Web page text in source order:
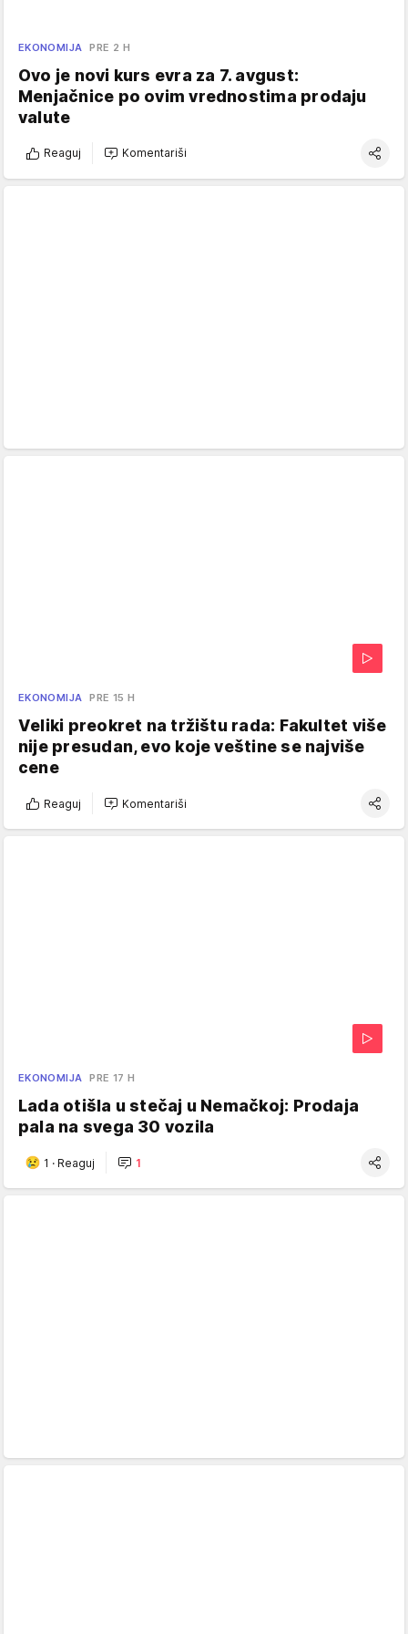
EKONOMIJA PRE 2 H
Ovo je novi kurs evra za 7. avgust:
Menjačnice po ovim vrednostima prodaju
valute
Reaguj Komentariši
EKONOMIJA PRE 15 H
Veliki preokret na tržištu rada: Fakultet više
nije presudan, evo koje veštine se najviše
cene
Reaguj Komentariši
EKONOMIJA PRE 17 H
Lada otišla u stečaj u Nemačkoj: Prodaja
pala na svega 30 vozila
1 · Reaguj 1